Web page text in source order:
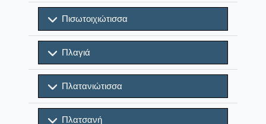
Πισωτοιχιώτισσα
Πλαγιά
Πλατανιώτισσα
Πλατσανή